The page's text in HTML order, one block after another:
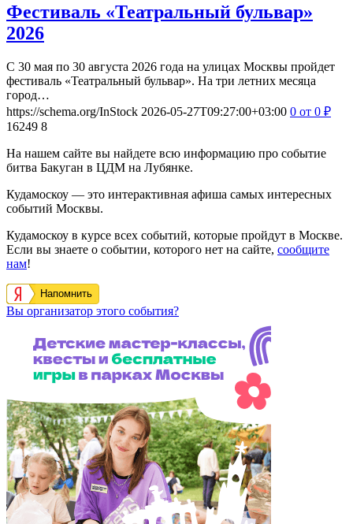
Фестиваль «Театральный бульвар»
2026
С 30 мая по 30 августа 2026 года на улицах Москвы пройдет
фестиваль «Театральный бульвар». На три летних месяца
город…
https://schema.org/InStock 2026-05-27T09:27:00+03:00 0 от 0 ₽
16249 8
На нашем сайте вы найдете всю информацию про событие
битва Бакуган в ЦДМ на Лубянке.
Кудамоскоу — это интерактивная афиша самых интересных
событий Москвы.
Кудамоскоу в курсе всех событий, которые пройдут в Москве.
Если вы знаете о событии, которого нет на сайте, сообщите
нам!
Напомнить
Вы организатор этого события?